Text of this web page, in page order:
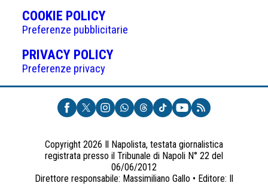
COOKIE POLICY(APRE
IN
UNA
NUOVA
Preferenze pubblicitarie
PRIVACY POLICY(APRE
UNA
NUOVA
SCHEDA)
Preferenze privacy
Copyright 2026 Il Napolista, testata giornalistica
registrata presso il Tribunale di Napoli N° 22 del
06/06/2012
Direttore responsabile: Massimiliano Gallo • Editore: Il